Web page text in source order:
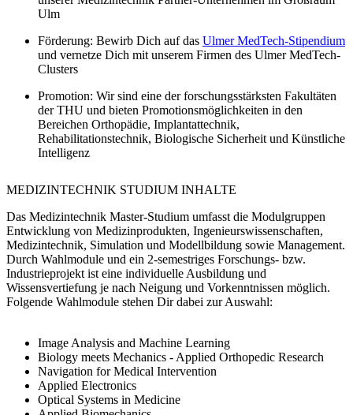
Ulm
Förderung: Bewirb Dich auf das Ulmer MedTech-Stipendium
und vernetze Dich mit unserem Firmen des Ulmer MedTech-
Clusters
Promotion: Wir sind eine der forschungsstärksten Fakultäten
der THU und bieten Promotionsmöglichkeiten in den
Bereichen Orthopädie, Implantattechnik,
Rehabilitationstechnik, Biologische Sicherheit und Künstliche
Intelligenz
MEDIZINTECHNIK STUDIUM INHALTE
Das Medizintechnik Master-Studium umfasst die Modulgruppen
Entwicklung von Medizinprodukten, Ingenieurswissenschaften,
Medizintechnik, Simulation und Modellbildung sowie Management.
Durch Wahlmodule und ein 2-semestriges Forschungs- bzw.
Industrieprojekt ist eine individuelle Ausbildung und
Wissensvertiefung je nach Neigung und Vorkenntnissen möglich.
Folgende Wahlmodule stehen Dir dabei zur Auswahl:
Image Analysis and Machine Learning
Biology meets Mechanics - Applied Orthopedic Research
Navigation for Medical Intervention
Applied Electronics
Optical Systems in Medicine